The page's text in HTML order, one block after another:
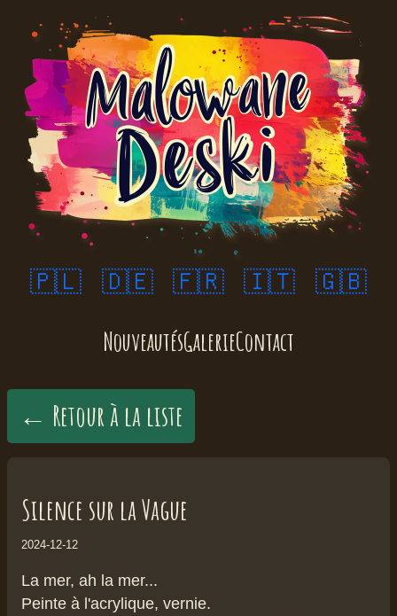
🇵🇱 🇩🇪 🇫🇷 🇮🇹 🇬🇧
NouveautésGalerieContact
← Retour à la liste
Silence sur la Vague
2024-12-12
La mer, ah la mer...
Peinte à l'acrylique, vernie.